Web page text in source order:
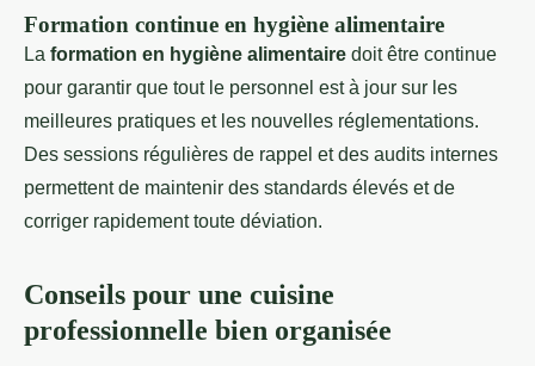
Formation continue en hygiène alimentaire
La formation en hygiène alimentaire doit être continue
pour garantir que tout le personnel est à jour sur les
meilleures pratiques et les nouvelles réglementations.
Des sessions régulières de rappel et des audits internes
permettent de maintenir des standards élevés et de
corriger rapidement toute déviation.
Conseils pour une cuisine
professionnelle bien organisée